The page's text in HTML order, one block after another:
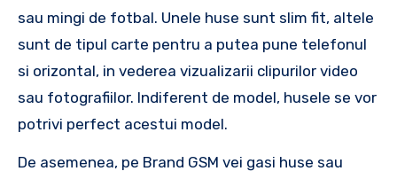
sau mingi de fotbal. Unele huse sunt slim fit, altele
sunt de tipul carte pentru a putea pune telefonul
si orizontal, in vederea vizualizarii clipurilor video
sau fotografiilor. Indiferent de model, husele se vor
potrivi perfect acestui model.
De asemenea, pe Brand GSM vei gasi huse sau